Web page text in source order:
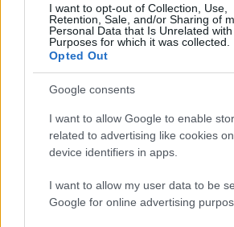
I want to opt-out of Collection, Use,
Retention, Sale, and/or Sharing of
Personal Data that Is Unrelated
Purposes for which it was collected.
Opted Out
Google consents
I want to allow Google to enable
related to advertising like cookies
device identifiers in apps.
I want to allow my user data to be
Google for online advertising